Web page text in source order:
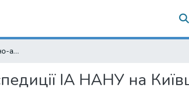
Розвідки архітектурно-археологічної експедиції ІА НАНУ на Київщині
ІА НАНУ на